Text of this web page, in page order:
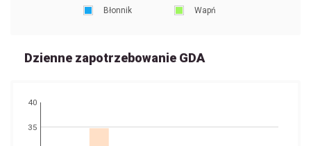
Błonnik
Wapń
Dzienne zapotrzebowanie GDA
35
40